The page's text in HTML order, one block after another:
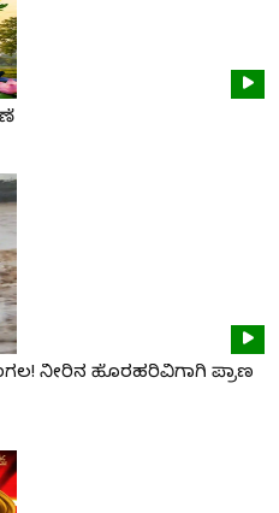
ನೀರಿನ ಹೊರಹರಿವಿಗಾಗಿ ಪ್ರಾಣ